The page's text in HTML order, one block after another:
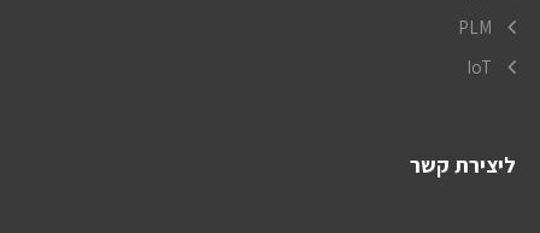
PLM
IoT
ליצירת קשר